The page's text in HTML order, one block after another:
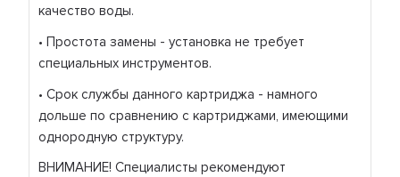
качество воды.
• Простота замены - установка не требует
специальных инструментов.
• Срок службы данного картриджа - намного
дольше по сравнению с картриджами, имеющими
однородную структуру.
ВНИМАНИЕ! Специалисты рекомендуют